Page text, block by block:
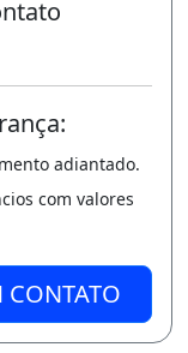
adiantado.
com valores
CONTATO